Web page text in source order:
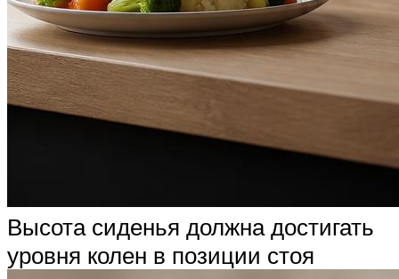
Высота сиденья должна достигать
уровня колен в позиции стоя